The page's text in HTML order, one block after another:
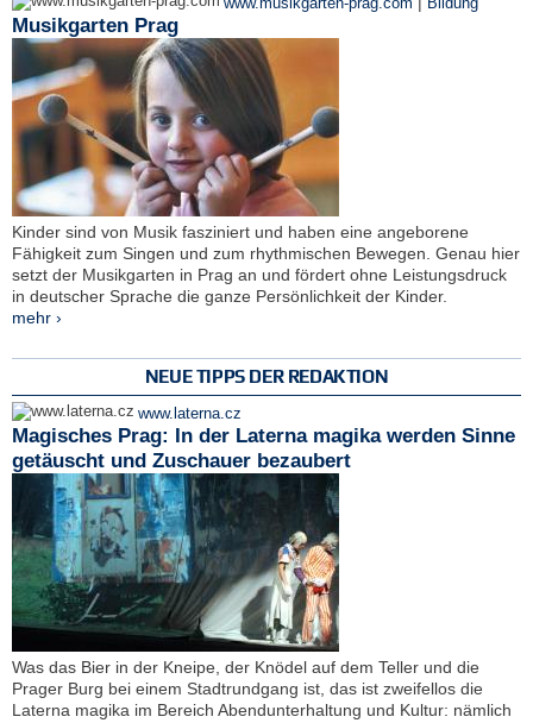
www.musikgarten-prag.com Bildung
Musikgarten Prag
Kinder sind von Musik fasziniert und haben eine angeborene
Fähigkeit zum Singen und zum rhythmischen Bewegen. Genau hier
setzt der Musikgarten in Prag an und fördert ohne Leistungsdruck
in deutscher Sprache die ganze Persönlichkeit der Kinder.
mehr ›
NEUE TIPPS DER REDAKTION
www.laterna.cz
Magisches Prag: In der Laterna magika werden Sinne
getäuscht und Zuschauer bezaubert
Was das Bier in der Kneipe, der Knödel auf dem Teller und die
Prager Burg bei einem Stadtrundgang ist, das ist zweifellos die
Laterna magika im Bereich Abendunterhaltung und Kultur: nämlich